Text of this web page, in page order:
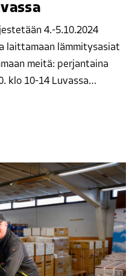
4.-5.10.2024
laittamaan lämmitysasiat
meitä: perjantaina
klo 10-14 Luvassa…